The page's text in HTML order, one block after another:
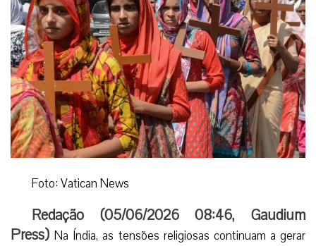
Foto: Vatican News
Redação (05/06/2026 08:46,Gaudium
Press)Na Índia, as tensões religiosas continuam a gerar